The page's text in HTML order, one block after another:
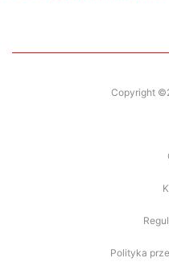
Copyright
Polityka